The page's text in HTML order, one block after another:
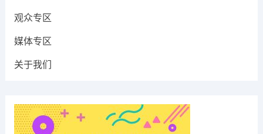
观众专区
媒体专区
关于我们